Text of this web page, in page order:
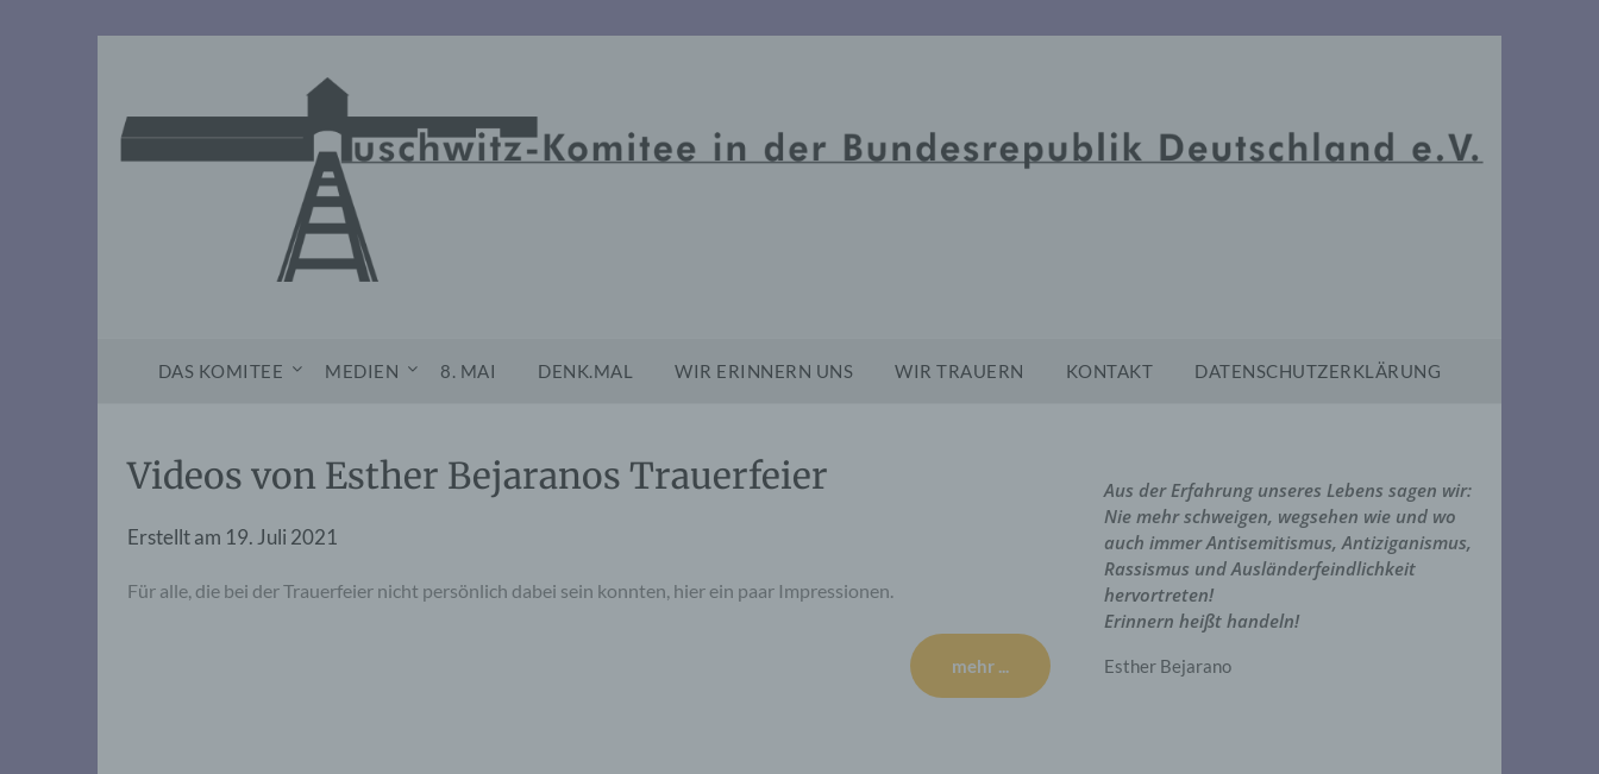
DAS KOMITEE MEDIEN 8. MAI DENK.MAL WIR ERINNERN UNS WIR TRAUERN KONTAKT DATENSCHUTZERKLÄRUNG
Videos von Esther Bejaranos Trauerfeier
Erstellt am 19. Juli 2021
Für alle, die bei der Trauerfeier nicht persönlich dabei sein konnten, hier ein paar Impressionen.
mehr ...
Aus der Erfahrung unseres Lebens sagen wir:
Nie mehr schweigen, wegsehen wie und wo
auch immer Antisemitismus, Antiziganismus,
Rassismus und Ausländerfeindlichkeit
hervortreten!
Erinnern heißt handeln!
Esther Bejarano